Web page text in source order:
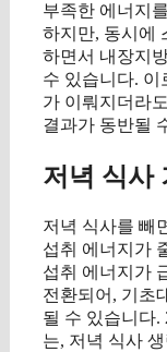
부족한 에너지
하지만, 동시에
하면서 내장지
수 있습니다. 이
가 이뤄지더라
결과가 동반될
저녁 식사
저녁 식사를 빼
섭취 에너지가
섭취 에너지가
전환되어, 기초
될 수 있습니다.
는, 저녁 식사